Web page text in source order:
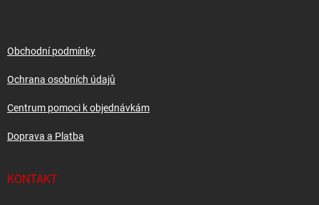
Obchodní podmínky
Ochrana osobních údajů
Centrum pomoci k objednávkám
Doprava a Platba
KONTAKT